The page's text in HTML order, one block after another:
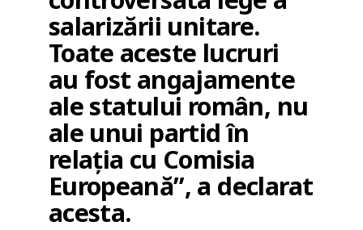
salarizării unitare.
Toate aceste lucruri
au fost angajamente
ale statului român, nu
ale unui partid în
relația cu Comisia
Europeană”, a declarat
acesta.